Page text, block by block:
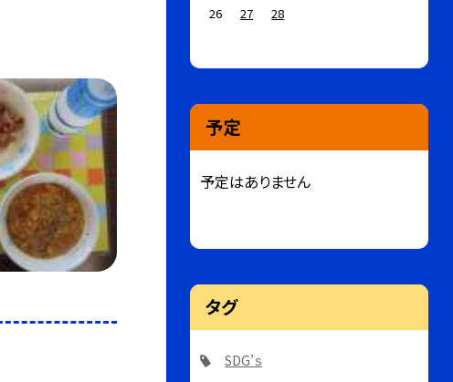
26
27 28
予定
予定はありません
タグ
SDG’ｓ